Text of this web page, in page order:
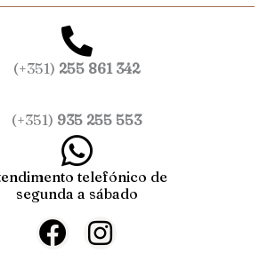
(+351) 255 861 342
(+351) 935 255 553
telefónico de
segunda a sábado
F
I